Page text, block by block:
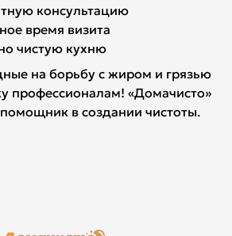
консультацию
время визита
чистую кухню
на борьбу с жиром и грязью
профессионалам! «Домачисто»
в создании чистоты.